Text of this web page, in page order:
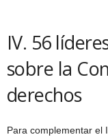
IV. 56
sobre la
derechos
Para complementar el